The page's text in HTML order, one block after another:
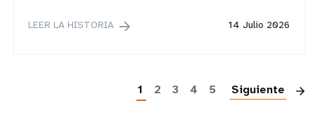
14 Julio 2026
LEER LA HISTORIA
1 2 3 4 5 Siguiente